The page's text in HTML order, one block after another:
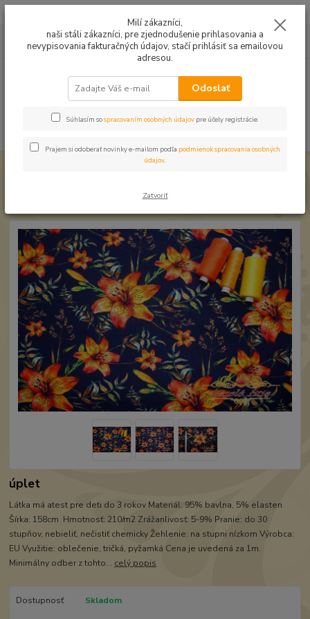
0949224331
9:00 -14:30
za0,00 EUR
Úplet Ľalie oranžové digi
Úplet Ľalie oranžové digi
úplet
Látka má atest pre deti do 3 rokov Materiál: 95% bavlna, 5% elasten
Šírka: 158cm Hmotnosť: 210/m2 Zrážanlivosť: 5-9% Pranie: do 30
stupňov, nebieliť, nečistiť chemicky Žehlenie: na stupni nízkom Výrobca:
EU Využitie: oblečenie, tričká, pyžamká Cena je uvedená za 1m.
Minimálny odber z tohto... celý popis
Dostupnosť Skladom
Milí zákazníci,
naši stáli zákazníci, pre zjednodušenie prihlasovania a
nevypisovania fakturačných údajov, stačí prihlásiť sa emailovou
adresou.
Odoslať
Súhlasím sospracovaním osobných údajov pre účely registrácie.
Prajem si odoberať novinky e-mailom podľa podmienok spracovania osobných
údajov.
Zatvoriť